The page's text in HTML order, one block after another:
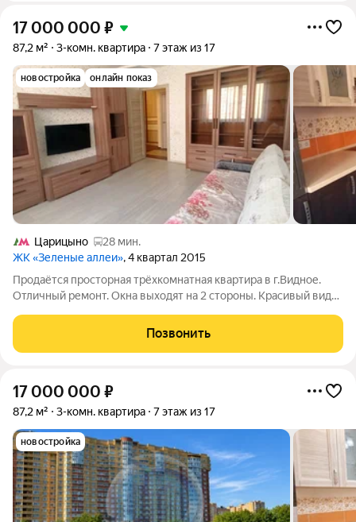
17 000 000 ₽
87,2 м² 3-комн. квартира 7 этаж из 17
новостройка онлайн показ
Царицыно
28 мин.
ЖК «Зеленые аллеи», 4 квартал 2015
Прoдaётся просторная трёхкомнатная квaртиpа в г.Видное.
Отличный ремонт. Окна выходят на 2 стороны. Красивый вид
изолированная: 3 изолированные комнаты, 2 санузла
(совмещённый и раздельный), 2
Позвонить
17 000 000 ₽
87,2 м² 3-комн. квартира 7 этаж из 17
новостройка